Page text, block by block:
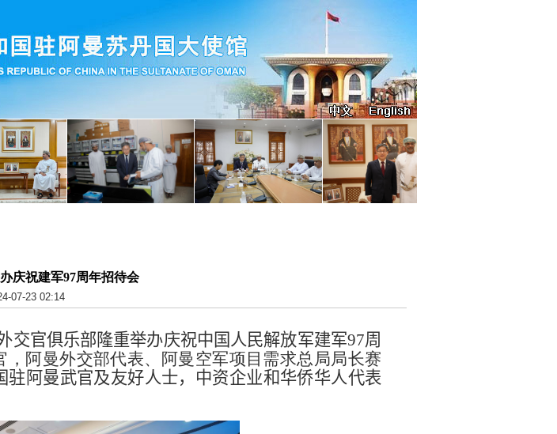
庆祝建军97周年招待会
07-23 02:14
交官俱乐部隆重举办庆祝中国人民解放军建军97周
，阿曼外交部代表、阿曼空军项目需求总局局长赛
阿曼武官及友好人士，中资企业和华侨华人代表